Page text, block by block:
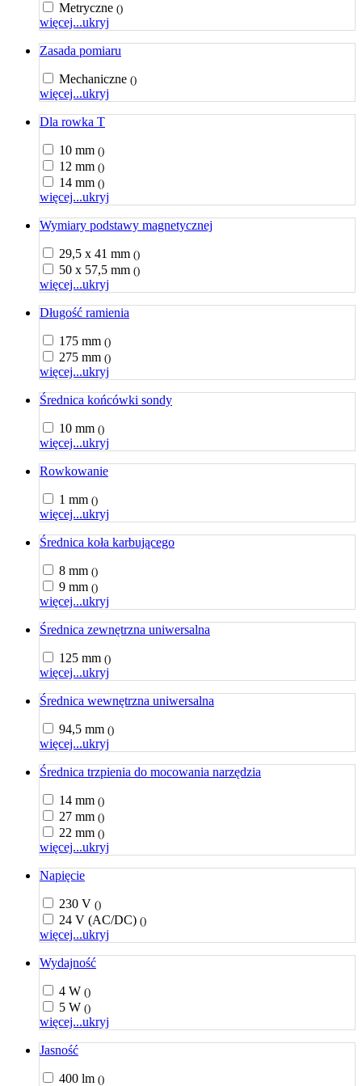
Metryczne ()
więcej...ukryj
Zasada pomiaru
Mechaniczne ()
więcej...ukryj
Dla rowka T
10 mm ()
12 mm ()
14 mm ()
więcej...ukryj
Wymiary podstawy magnetycznej
29,5 x 41 mm ()
50 x 57,5 mm ()
więcej...ukryj
Długość ramienia
175 mm ()
275 mm ()
więcej...ukryj
Średnica końcówki sondy
10 mm ()
więcej...ukryj
Rowkowanie
1 mm ()
więcej...ukryj
Średnica koła karbującego
8 mm ()
9 mm ()
więcej...ukryj
Średnica zewnętrzna uniwersalna
125 mm ()
więcej...ukryj
Średnica wewnętrzna uniwersalna
94,5 mm ()
więcej...ukryj
Średnica trzpienia do mocowania narzędzia
14 mm ()
27 mm ()
22 mm ()
więcej...ukryj
Napięcie
230 V ()
24 V (AC/DC) ()
więcej...ukryj
Wydajność
4 W ()
5 W ()
więcej...ukryj
Jasność
400 lm ()